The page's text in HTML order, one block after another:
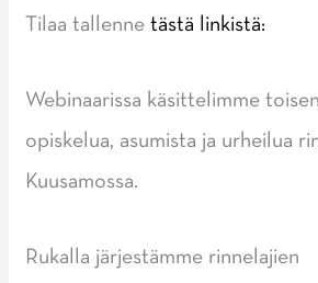
Tilaa tallennetästä linkistä:
Webinaarissa käsittelimme
opiskelua, asumista ja urheilua
Kuusamossa.
Rukalla järjestämme rinnelajien